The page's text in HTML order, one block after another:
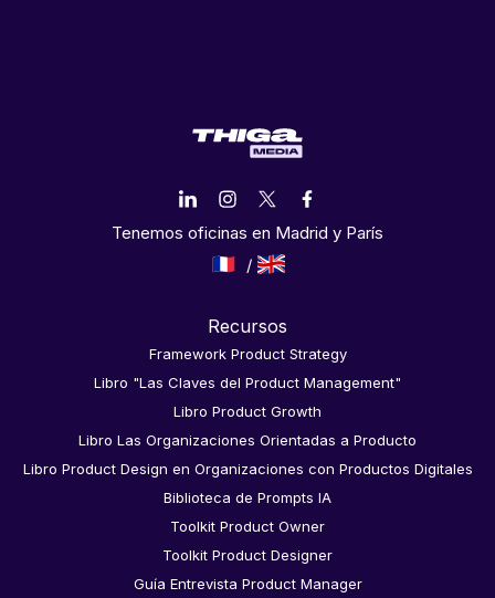
Tenemos oficinas en Madrid y París
Recursos
Framework Product Strategy
Libro "Las Claves del Product Management"
Libro Product Growth
Libro Las Organizaciones Orientadas a Producto
Libro Product Design en Organizaciones con Productos Digitales
Biblioteca de Prompts IA
Toolkit Product Owner
Toolkit Product Designer
Guía Entrevista Product Manager